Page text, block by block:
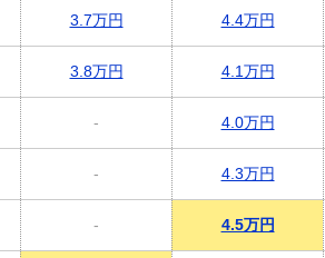
3.7万円 4.4万円
3.8万円 4.1万円
- 4.0万円
- 4.3万円
- 4.5万円